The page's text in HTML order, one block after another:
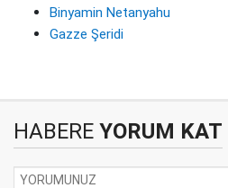
Binyamin Netanyahu
Gazze Şeridi
HABERE YORUM KAT